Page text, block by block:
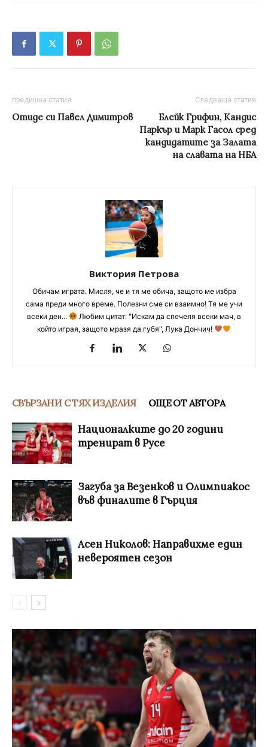
предишна статия
Отиде си Павел Димитров
Следваща статия
Блейк Грифин, Кандис
Паркър и Марк Гасол сред
кандидатите за Залата
на славата на НБА
Виктория Петрова
Обичам играта. Мисля, че и тя ме обича, защото ме избра
сама преди много време. Полезни сме си взаимно! Тя ме учи
всеки ден...
Любим цитат: "Искам да спечеля всеки мач, в
който играя, защото мразя да губя", Лука Дончич!
СВЪРЗАНИ С ТЯХ ИЗДЕЛИЯ ОЩЕ ОТ АВТОРА
Националките до 20 години
тренират в Русе
Загуба за Везенков и Олимпиакос
във финалите в Гърция
Асен Николов: Направихме един
невероятен сезон